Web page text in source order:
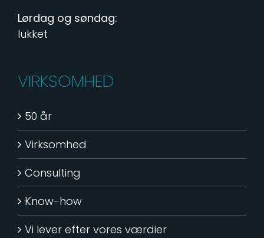
Lørdag og søndag:
lukket
VIRKSOMHED
50 år
Virksomhed
Consulting
Know-how
Vi lever efter vores værdier